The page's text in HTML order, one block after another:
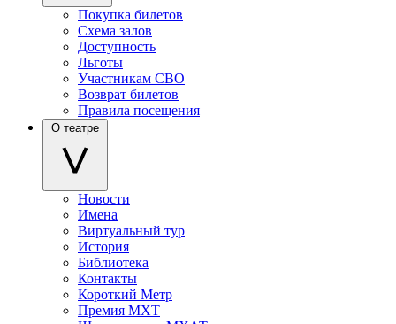
Покупка билетов
Схема залов
Доступность
Льготы
Участникам СВО
Возврат билетов
Правила посещения
О театре
Новости
Имена
Виртуальный тур
История
Библиотека
Контакты
Короткий Метр
Премия МХТ